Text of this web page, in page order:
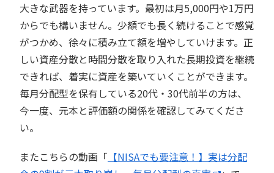
大きな武器を持っています。最初は月5,000円や1万円
からでも構いません。少額でも長く続けることで感覚
がつかめ、徐々に積み立て額を増やしていけます。正
しい資産分散と時間分散を取り入れた長期投資を継続
できれば、着実に資産を築いていくことができます。
毎月分配型を保有している20代・30代前半の方は、
今一度、元本と評価額の関係を確認してみてくださ
い。
またこちらの動画「 【NISAでも要注意！】実は分配